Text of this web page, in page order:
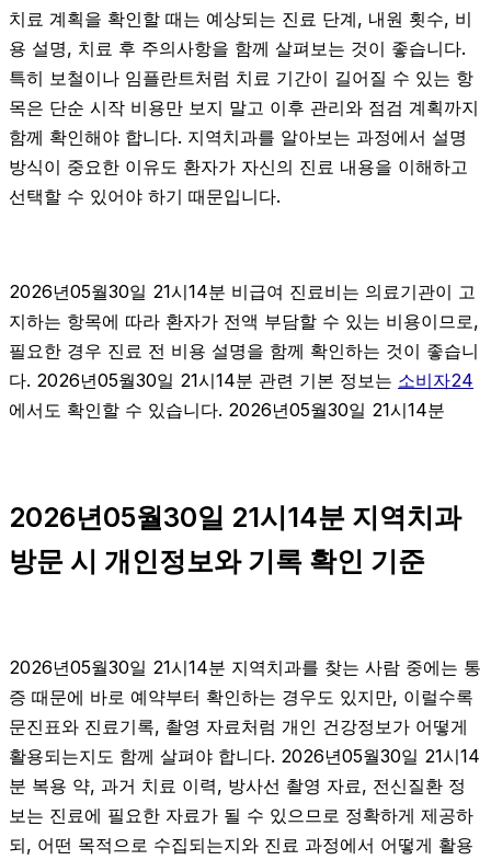
치료 계획을 확인할 때는 예상되는 진료 단계, 내원 횟수, 비
용 설명, 치료 후 주의사항을 함께 살펴보는 것이 좋습니다.
특히 보철이나 임플란트처럼 치료 기간이 길어질 수 있는 항
목은 단순 시작 비용만 보지 말고 이후 관리와 점검 계획까지
함께 확인해야 합니다. 지역치과를 알아보는 과정에서 설명
방식이 중요한 이유도 환자가 자신의 진료 내용을 이해하고
선택할 수 있어야 하기 때문입니다.
2026년05월30일 21시14분 비급여 진료비는 의료기관이 고
지하는 항목에 따라 환자가 전액 부담할 수 있는 비용이므로,
필요한 경우 진료 전 비용 설명을 함께 확인하는 것이 좋습니
다. 2026년05월30일 21시14분 관련 기본 정보는 소비자24
에서도 확인할 수 있습니다. 2026년05월30일 21시14분
2026년05월30일 21시14분 지역치과
방문 시 개인정보와 기록 확인 기준
2026년05월30일 21시14분 지역치과를 찾는 사람 중에는 통
증 때문에 바로 예약부터 확인하는 경우도 있지만, 이럴수록
문진표와 진료기록, 촬영 자료처럼 개인 건강정보가 어떻게
활용되는지도 함께 살펴야 합니다. 2026년05월30일 21시14
분 복용 약, 과거 치료 이력, 방사선 촬영 자료, 전신질환 정
보는 진료에 필요한 자료가 될 수 있으므로 정확하게 제공하
되, 어떤 목적으로 수집되는지와 진료 과정에서 어떻게 활용